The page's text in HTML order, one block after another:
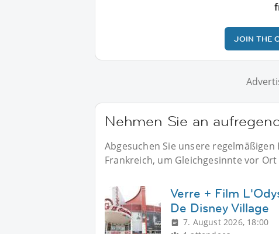
JOIN THE
Nehmen Sie an
Abgesuchen Sie unsere
Frankreich, um Gleichgesinnte vor
Verre + Film
De Disney Village
7. August 2026, 18:00